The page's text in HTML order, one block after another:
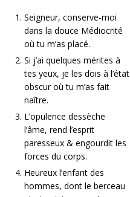
Seigneur, conserve-moi
dans la douce Médiocrité
où tu m’as placé.
Si j’ai quelques mérites à
tes yeux, je les dois à l’état
obscur où tu m’as fait
naître.
L’opulence dessèche
l’âme, rend l’esprit
paresseux & engourdit les
forces du corps.
Heureux l’enfant des
hommes, dont le berceau